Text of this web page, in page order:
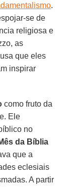
.
se de
religiosa e
as
que eles
inspirar
como fruto da
Ele
no
da Bíblia
que a
eclesiais
A partir